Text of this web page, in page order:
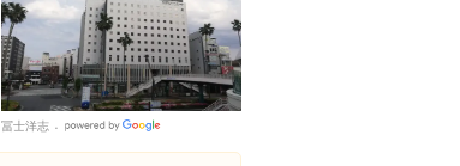
28.522 px
冨士洋志
Places